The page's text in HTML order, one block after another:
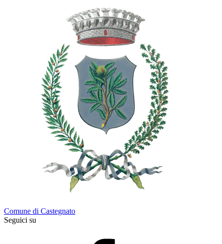
Comune di Castegnato
Seguici su